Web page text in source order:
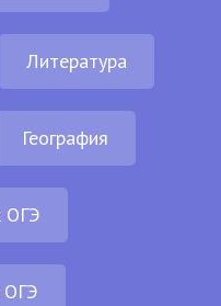
Литература
География
ОГЭ
ОГЭ